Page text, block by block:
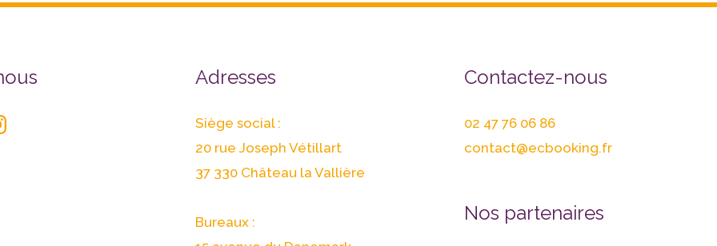
Adresses
Siège social :
20 rue Joseph Vétillart
37 330 Château la Vallière
Bureaux :
Contactez-nous
02 47 76 06 86
contact@ecbooking.fr
Nos partenaires